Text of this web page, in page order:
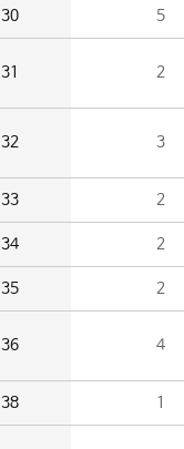
30 5
31 2
32 3
33 2
34 2
35 2
36 4
38 1